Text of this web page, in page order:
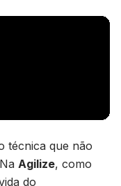
técnica que não
Agilize, como
do